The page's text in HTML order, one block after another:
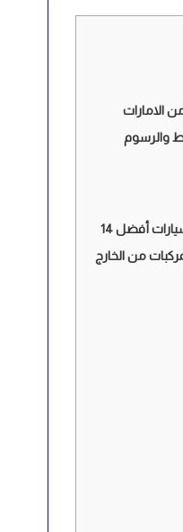
الامارات
والرسوم
مواقع استيراد السيارات أفضل 14
من الخارج